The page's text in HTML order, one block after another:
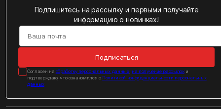
Подпишитесь на рассылку и первыми получайте
информацию о новинках!
Подписаться
Cогласен на обработку персональных данных, на получение рассылоки
подтверждаю, что ознакомился с Политикой конфиденциальности персональных
данных